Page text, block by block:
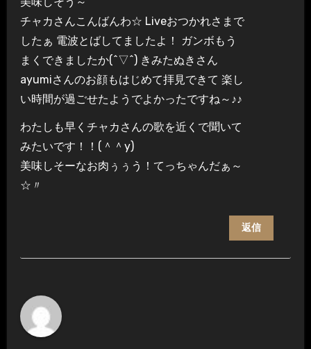
チャカさんこんばんわ☆ Liveおつかれさまで
したぁ 電波とばしてましたよ！ ガンボもう
まくできましたか(^▽^) きみたぬきさん
ayumiさんのお顔もはじめて拝見できて 楽し
い時間が過ごせたようでよかったですね～♪♪
わたしも早くチャカさんの歌を近くで聞いて
みたいです！！(＾＾y)
美味しそーなお肉ぅぅう！てっちゃんだぁ～
☆〃
返信